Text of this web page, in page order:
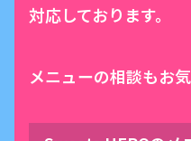
対応しております。
メニューの相談もお